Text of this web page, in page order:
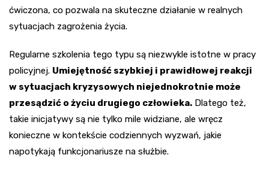
ćwiczona, co pozwala na skuteczne działanie w realnych
sytuacjach zagrożenia życia.
Regularne szkolenia tego typu są niezwykle istotne w pracy
policyjnej. Umiejętność szybkiej i prawidłowej reakcji
w sytuacjach kryzysowych niejednokrotnie może
przesądzić o życiu drugiego człowieka. Dlatego też,
takie inicjatywy są nie tylko mile widziane, ale wręcz
konieczne w kontekście codziennych wyzwań, jakie
napotykają funkcjonariusze na służbie.